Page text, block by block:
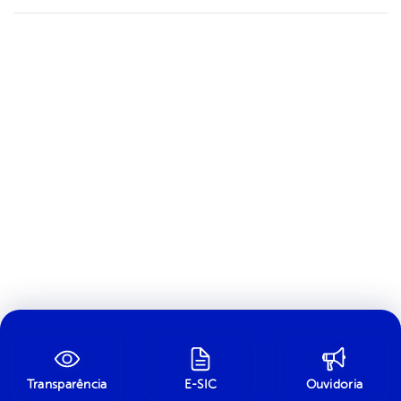
Transparência E-SIC Ouvidoria